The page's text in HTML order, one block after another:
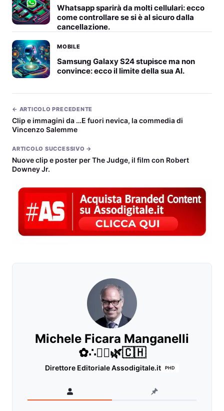
Whatsapp sparirà da molti cellulari: ecco
come controllare se si è al sicuro dalla
cancellazione.
MOBILE
Samsung Galaxy S24 stupisce ma non
convince: ecco il limite della sua AI.
← ARTICOLO PRECEDENTE
Clip e immagini da …E fuori nevica, la commedia di
Vincenzo Salemme
ARTICOLO SUCCESSIVO →
Nuove clip e poster per The Judge, il film con Robert
Downey Jr.
Michele Ficara Manganelli
✿∴♛🌿🇨🇭
Direttore Editoriale Assodigitale.it PHD